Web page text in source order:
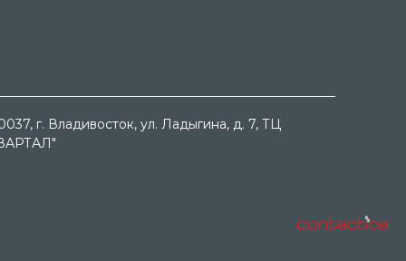
, г. Владивосток, ул. Ладыгина, д. 7, ТЦ